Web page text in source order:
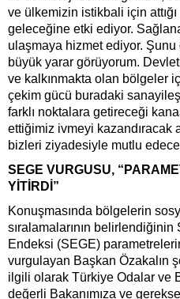
ve ülkemizin istikbali için attığı
geleceğine etki ediyor.
ulaşmaya hizmet ediyor.
büyük yarar görüyorum.
ve kalkınmakta olan bölgeler
çekim gücü buradaki
farklı noktalara getireceği
ettiğimiz ivmeyi kazandıracak
bizleri ziyadesiyle mutlu
SEGE VURGUSU,
YİTİRDİ”
Konuşmasında bölgelerin
sıralamalarının
Endeksi (SEGE)
vurgulayan Başkan Özakalın
ilgili olarak Türkiye Odalar ve
değerli Bakanımıza ve